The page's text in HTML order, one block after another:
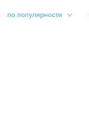
по популярности